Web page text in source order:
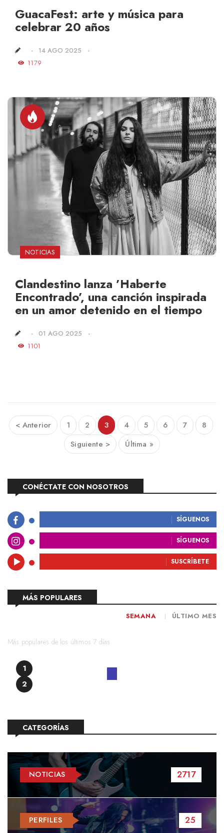
GuacaFest: arte y música para
celebrar 20 años
14 AGO 2025
1179
NOTICIAS
Clandestino lanza ’Haberte
Encontrado’, una canción inspirada
en un amor detenido en el tiempo
01 AGO 2025
1101
< Anterior 1 2 3 4 5 6 7
8
Siguiente >
Última »
CONÉCTATE CON NOSOTROS
SÍGUENOS
SÍGUENOS
SUSCRÍBETE
MÁS POPULARES
SEMANA ÚLTIMO MES
Más populares de los últimos 7 días
1
2
CATEGORÍAS
NOTICIAS 2717
PERFILES 25